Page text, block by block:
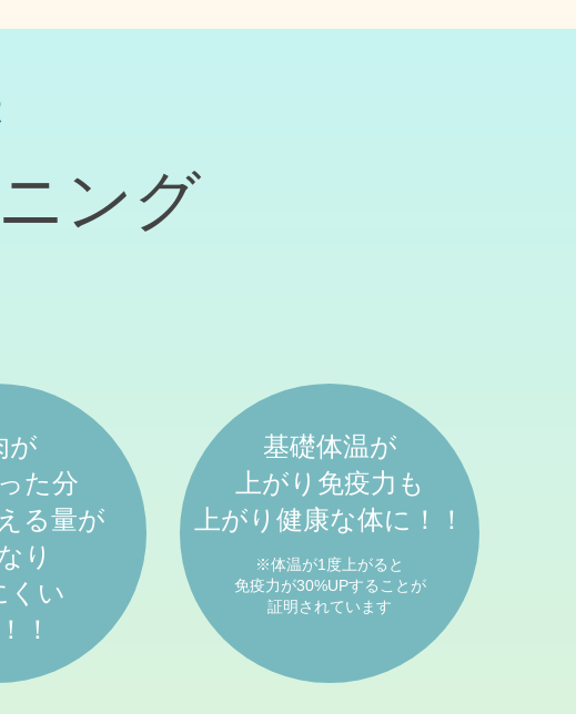
ング
が
た分
る量が
り
くい
！
基礎体温が
上がり免疫力も
上がり健康な体に！！
※体温が1度上がると
免疫力が30%UPすることが
証明されています